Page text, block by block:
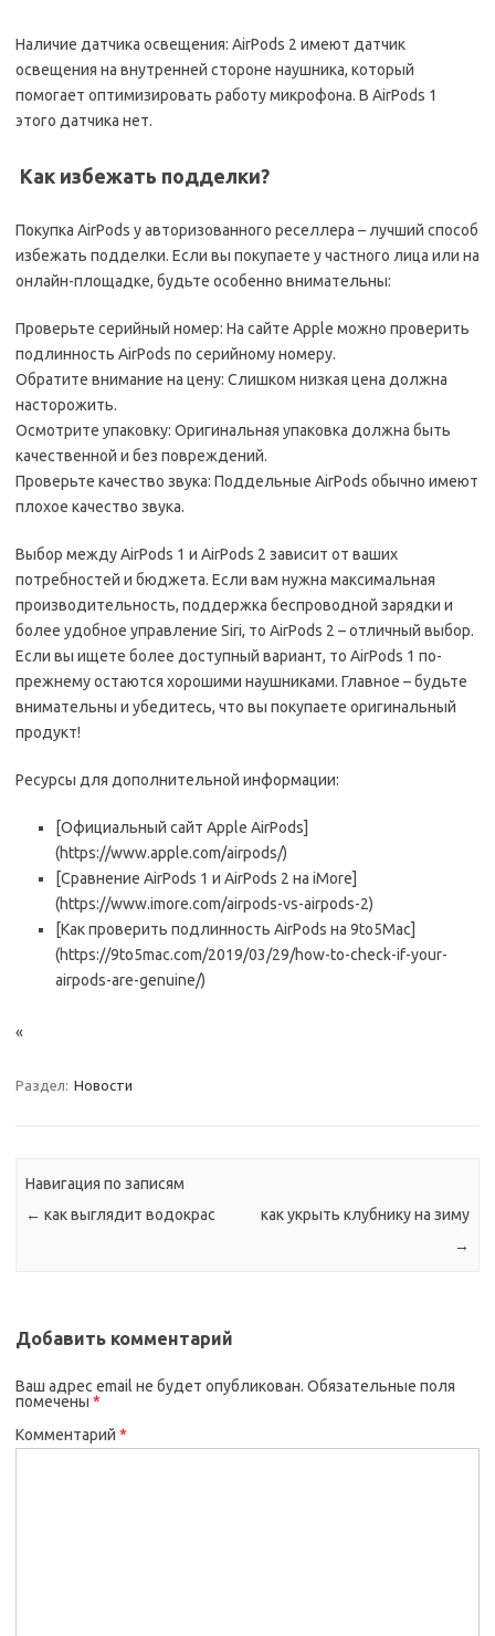
Наличие датчика освещения: AirPods 2 имеют датчик
освещения на внутренней стороне наушника, который
помогает оптимизировать работу микрофона. В AirPods 1
этого датчика нет.
️ Как избежать подделки?
Покупка AirPods у авторизованного реселлера – лучший способ
избежать подделки. Если вы покупаете у частного лица или на
онлайн-площадке, будьте особенно внимательны:
Проверьте серийный номер: На сайте Apple можно проверить
подлинность AirPods по серийному номеру.
Обратите внимание на цену: Слишком низкая цена должна
насторожить.
Осмотрите упаковку: Оригинальная упаковка должна быть
качественной и без повреждений.
Проверьте качество звука: Поддельные AirPods обычно имеют
плохое качество звука.
Выбор между AirPods 1 и AirPods 2 зависит от ваших
потребностей и бюджета. Если вам нужна максимальная
производительность, поддержка беспроводной зарядки и
более удобное управление Siri, то AirPods 2 – отличный выбор.
Если вы ищете более доступный вариант, то AirPods 1 по-
прежнему остаются хорошими наушниками. Главное – будьте
внимательны и убедитесь, что вы покупаете оригинальный
продукт!
Ресурсы для дополнительной информации:
[Официальный сайт Apple AirPods]
(https://www.apple.com/airpods/)
[Сравнение AirPods 1 и AirPods 2 на iMore]
(https://www.imore.com/airpods-vs-airpods-2)
[Как проверить подлинность AirPods на 9to5Mac]
(https://9to5mac.com/2019/03/29/how-to-check-if-your-
airpods-are-genuine/)
«
Раздел: Новости
Навигация по записям
← как выглядит водокрас
как укрыть клубнику на зиму
→
Добавить комментарий
Ваш адрес email не будет опубликован. Обязательные поля
помечены *
Комментарий *